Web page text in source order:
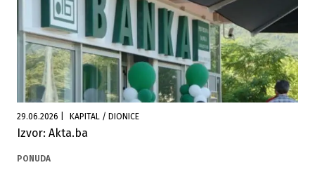
29.06.2026 KAPITAL / DIONICE
Izvor: Akta.ba
PONUDA